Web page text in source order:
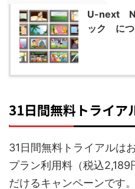
U-next
ック につ
31日間無料トライア
31日間無料トライアルは
プラン利用料（税込
だけるキャンペーンです